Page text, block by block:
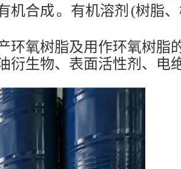
机合成。 有机溶剂 (树脂、
氧树脂及用作环氧树脂
衍生物、表面活性剂、电